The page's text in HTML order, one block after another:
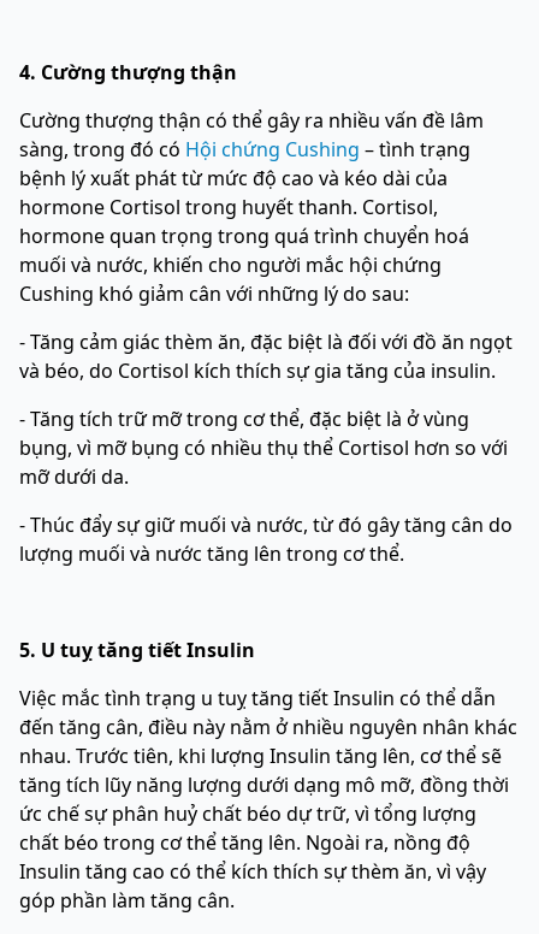
4. Cường thượng thận
Cường thượng thận có thể gây ra nhiều vấn đề lâm
sàng, trong đó có Hội chứng Cushing – tình trạng
bệnh lý xuất phát từ mức độ cao và kéo dài của
hormone Cortisol trong huyết thanh. Cortisol,
hormone quan trọng trong quá trình chuyển hoá
muối và nước, khiến cho người mắc hội chứng
Cushing khó giảm cân với những lý do sau:
- Tăng cảm giác thèm ăn, đặc biệt là đối với đồ ăn ngọt
và béo, do Cortisol kích thích sự gia tăng của insulin.
- Tăng tích trữ mỡ trong cơ thể, đặc biệt là ở vùng
bụng, vì mỡ bụng có nhiều thụ thể Cortisol hơn so với
mỡ dưới da.
- Thúc đẩy sự giữ muối và nước, từ đó gây tăng cân do
lượng muối và nước tăng lên trong cơ thể.
5. U tuỵ tăng tiết Insulin
Việc mắc tình trạng u tuỵ tăng tiết Insulin có thể dẫn
đến tăng cân, điều này nằm ở nhiều nguyên nhân khác
nhau. Trước tiên, khi lượng Insulin tăng lên, cơ thể sẽ
tăng tích lũy năng lượng dưới dạng mô mỡ, đồng thời
ức chế sự phân huỷ chất béo dự trữ, vì tổng lượng
chất béo trong cơ thể tăng lên. Ngoài ra, nồng độ
Insulin tăng cao có thể kích thích sự thèm ăn, vì vậy
góp phần làm tăng cân.